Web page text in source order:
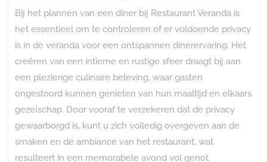
Bij het plannen van een diner bij Restaurant Veranda is
het essentieel om te controleren of er voldoende privacy
is in de veranda voor een ontspannen dinerervaring. Het
creëren van een intieme en rustige sfeer draagt bij aan
een plezierige culinaire beleving, waar gasten
ongestoord kunnen genieten van hun maaltijd en elkaars
gezelschap. Door vooraf te verzekeren dat de privacy
gewaarborgd is, kunt u zich volledig overgeven aan de
smaken en de ambiance van het restaurant, wat
resulteert in een memorabele avond vol genot.